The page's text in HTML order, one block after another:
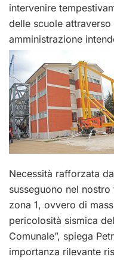
intervenire
delle scuole
amministrazione
Necessità rafforzata
susseguono nel
zona 1, ovvero di
pericolosità sismica
Comunale”, spiega
importanza rilevante